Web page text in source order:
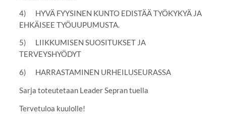
4) HYVÄ FYYSINEN KUNTO EDISTÄÄ TYÖKYKYÄ JA
EHKÄISEE TYÖUUPUMUSTA.
5) LIIKKUMISEN SUOSITUKSET JA
TERVEYSHYÖDYT
6) HARRASTAMINEN URHEILUSEURASSA
Sarja toteutetaan Leader Sepran tuella
Tervetuloa kuulolle!